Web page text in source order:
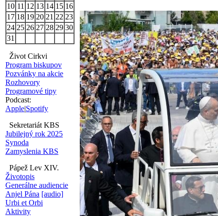
10 11 12 13 14 15 16
17 18 19 20 21 22 23
24 25 26 27 28 29 30
31
Život Cirkvi
Program biskupov
Pozvánky na akcie
Rozhovory
Programové tipy
Podcast:
Apple|Spotify
Sekretariát KBS
Jubilejný rok 2025
Synoda
Zamyslenia KBS
Pápež Lev XIV.
Životopis
Generálne audiencie
Anjel Pána [audio]
Urbi et Orbi
Aktivity